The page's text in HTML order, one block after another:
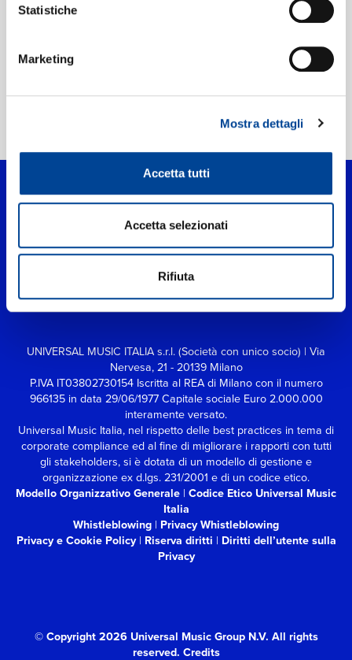
Statistiche
Marketing
Mostra dettagli
Accetta tutti
Accetta selezionati
Rifiuta
HaifischNikez Allstars
UNIVERSAL MUSIC ITALIA s.r.l. (Società con unico socio) | Via
Nervesa, 21 - 20139 Milano
P.IVA IT03802730154 Iscritta al REA di Milano con il numero
966135 in data 29/06/1977Capitale sociale Euro 2.000.000
interamente versato.
Universal Music Italia, nel rispetto delle best practices in tema di
corporate compliance ed al fine di migliorare i rapporti con tutti
gli stakeholders,si è dotata di un modello di gestione e
organizzazione ex d.lgs. 231/2001 e di un codice etico.
Modello Organizzativo Generale | Codice Etico Universal Music
Italia
Whistleblowing | Privacy Whistleblowing
Privacy e Cookie Policy| Riserva diritti | Diritti dell’utente sulla
Privacy
© Copyright 2026 Universal Music Group N.V. All rights
reserved. Credits